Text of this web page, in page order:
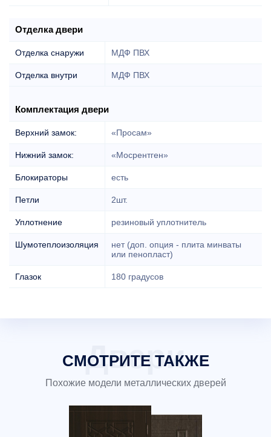
Отделка двери
Отделка снаружи МДФ ПВХ
Отделка внутри МДФ ПВХ
Комплектация двери
Верхний замок: «Просам»
Нижний замок: «Мосрентген»
Блокираторы есть
Петли 2шт.
Уплотнение резиновый уплотнитель
Шумотеплоизоляция
нет (доп. опция - плита минваты
или пенопласт)
Глазок 180 градусов
СМОТРИТЕ ТАКЖЕ
Похожие модели металлических дверей